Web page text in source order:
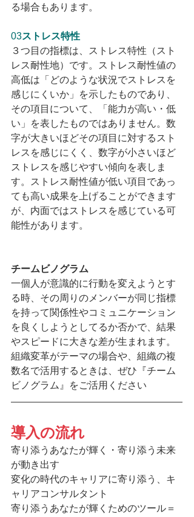
る場合もあります。
03ストレス特性
３つ目の指標は、ストレス特性（スト
レス耐性地）です。ストレス耐性値の
高低は「どのような状況でストレスを
感じにくいか」を示したものであり、
その項目について、「能力が高い・低
い」を表したものではありません。数
字が大きいほどその項目に対するスト
レスを感じにくく、数字が小さいほど
ストレスを感じやすい傾向を表しま
す。ストレス耐性値が低い項目であっ
ても高い成果を上げることができます
が、内面ではストレスを感じている可
能性があります。
チームビノグラム
一個人が意識的に行動を変えようとす
る時、その周りのメンバーが同じ指標
を持って関係性やコミュニケーション
を良くしようとしてるか否かで、結果
やスピードに大きな差が生まれます。
組織変革がテーマの場合や、組織の複
数名で活用するときは、ぜひ『チーム
ビノグラム』をご活用ください
導入の流れ
寄り添うあなたが輝く・寄り添う未来
が動き出す
変化の時代のキャリアに寄り添う、キ
ャリアコンサルタント
寄り添うあなたが輝くためのツール＝